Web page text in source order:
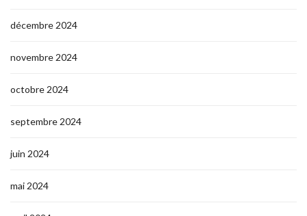
décembre 2024
novembre 2024
octobre 2024
septembre 2024
juin 2024
mai 2024